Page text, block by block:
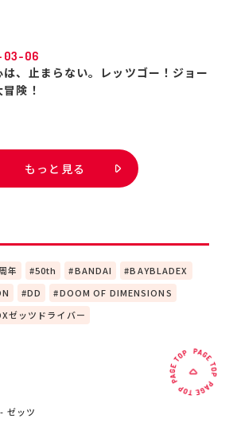
03-06
は、止まらない。レッツゴー！ジョー
険！
もっと見る
年 50th BANDAI
BAYBLADEX
DD
DOOM OF DIMENSIONS
ゼッツドライバー
ゼッツ